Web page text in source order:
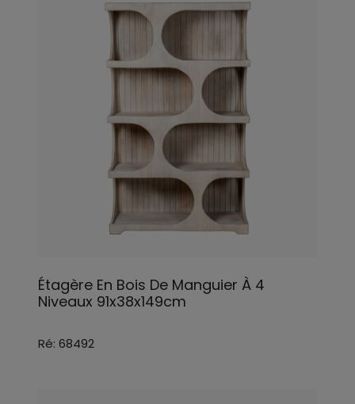
Étagère En Bois De Manguier À 4
Niveaux 91x38x149cm
Ré: 68492